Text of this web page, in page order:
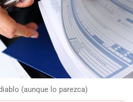
(aunque lo parezca)